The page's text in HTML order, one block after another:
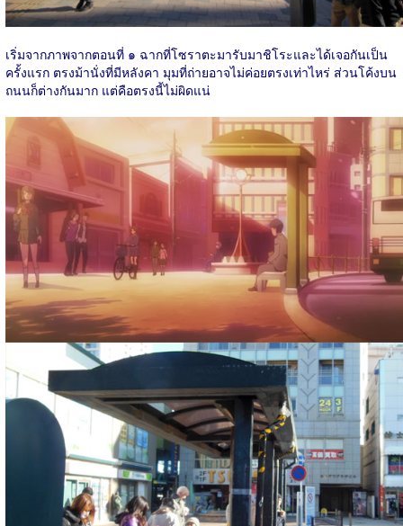
เริ่มจากภาพจากตอนที่ ๑ ฉากที่โซราตะมารับมาชิโระและได้เจอกันเป็น
ครั้งแรก ตรงม้านั่งที่มีหลังคา มุมที่ถ่ายอาจไม่ค่อยตรงเท่าไหร่ ส่วนโค้งบน
ถนนก็ต่างกันมาก แต่คือตรงนี้ไม่ผิดแน่